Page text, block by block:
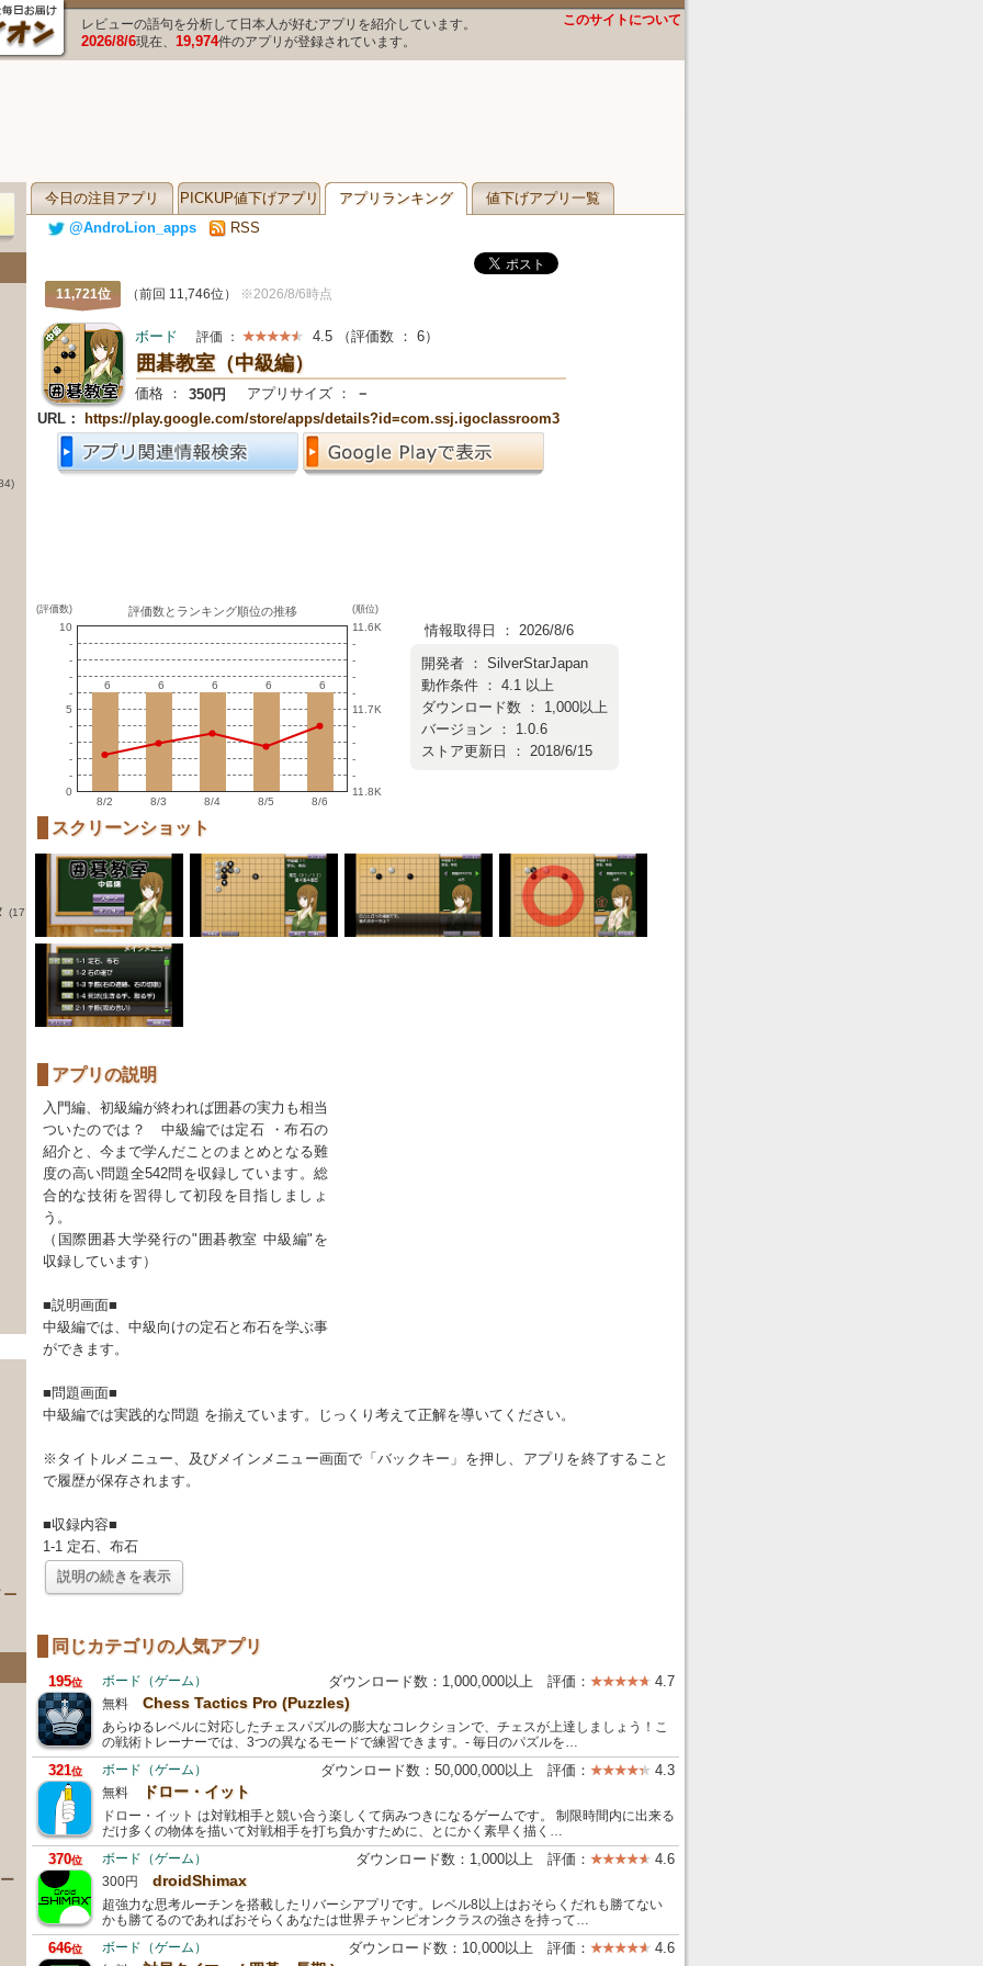
レビューの語句を分析して日本人が好むアプリを紹介しています。
2026/8/6現在、 19,974件のアプリが登録されています。
このサイトについて
今日の注目アプリ PICKUP値下げアプリ アプリランキング
値下げアプリ一覧
@AndroLion_apps
RSS
(17
11,721位 （前回 11,746位） ※2026/8/6時点
ボード 評価 ： 4.5 （評価数 ： 6）
囲碁教室（中級編）
価格 ： 350円 アプリサイズ ：
－
URL：
https://play.google.com/store/apps/details?id=com.ssj.igoclassroom3
(評価数)
10
-
-
-
-
5
-
-
-
-
0
評価数とランキング順位の推移
6
6 6
6 6
6 6
6 6
6
8/2 8/3 8/4 8/5 8/6
(順位)
11.6K
-
-
-
-
11.7K
-
-
-
-
11.8K
情報取得日 ： 2026/8/6
開発者 ： SilverStarJapan
動作条件 ： 4.1 以上
ダウンロード数 ： 1,000以上
バージョン ： 1.0.6
ストア更新日 ： 2018/6/15
スクリーンショット
アプリの説明
入門編、初級編が終われば囲碁の実力も相当
ついたのでは？ 中級編では定石 ・布石の
紹介と、今まで学んだことのまとめとなる難
度の高い問題全542問を収録しています。総
合的な技術を習得して初段を目指しましょ
う。
（国際囲碁大学発行の"囲碁教室 中級編"を
収録しています）
■説明画面■
中級編では、中級向けの定石と布石を学ぶ事
ができます。
■問題画面■
中級編では実践的な問題 を揃えています。じっくり考えて正解を導いてください。
※タイトルメニュー、及びメインメニュー画面で「バックキー」を押し、アプリを終了すること
で履歴が保存されます。
■収録内容■
1-1 定石、布石
説明の続きを表示
同じカテゴリの人気アプリ
195位 ボード（ゲーム） ダウンロード数：1,000,000以上 評価： 4.7
無料 Chess Tactics Pro (Puzzles)
あらゆるレベルに対応したチェスパズルの膨大なコレクションで、チェスが上達しましょう！こ
の戦術トレーナーでは、3つの異なるモードで練習できます。- 毎日のパズルを…
321位 ボード（ゲーム） ダウンロード数：50,000,000以上 評価： 4.3
無料 ドロー・イット
ドロー・イット は対戦相手と競い合う楽しくて病みつきになるゲームです。 制限時間内に出来る
だけ多くの物体を描いて対戦相手を打ち負かすために、とにかく素早く描く…
370位 ボード（ゲーム） ダウンロード数：1,000以上 評価： 4.6
300円 droidShimax
超強力な思考ルーチンを搭載したリバーシアプリです。レベル8以上はおそらくだれも勝てない
かも勝てるのであればおそらくあなたは世界チャンピオンクラスの強さを持って…
646位 ボード（ゲーム） ダウンロード数：10,000以上 評価： 4.6